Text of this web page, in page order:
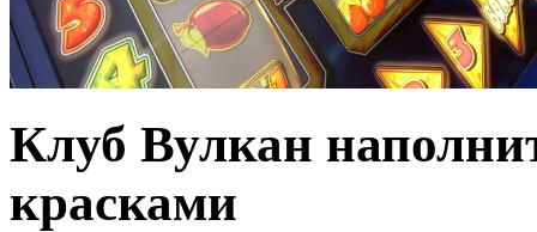
Клуб Вулкан
красками